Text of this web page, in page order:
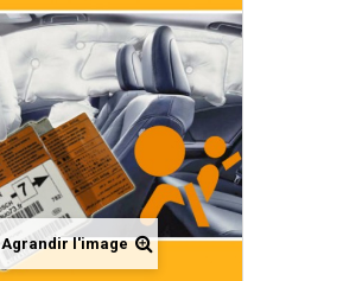
Agrandir l'image